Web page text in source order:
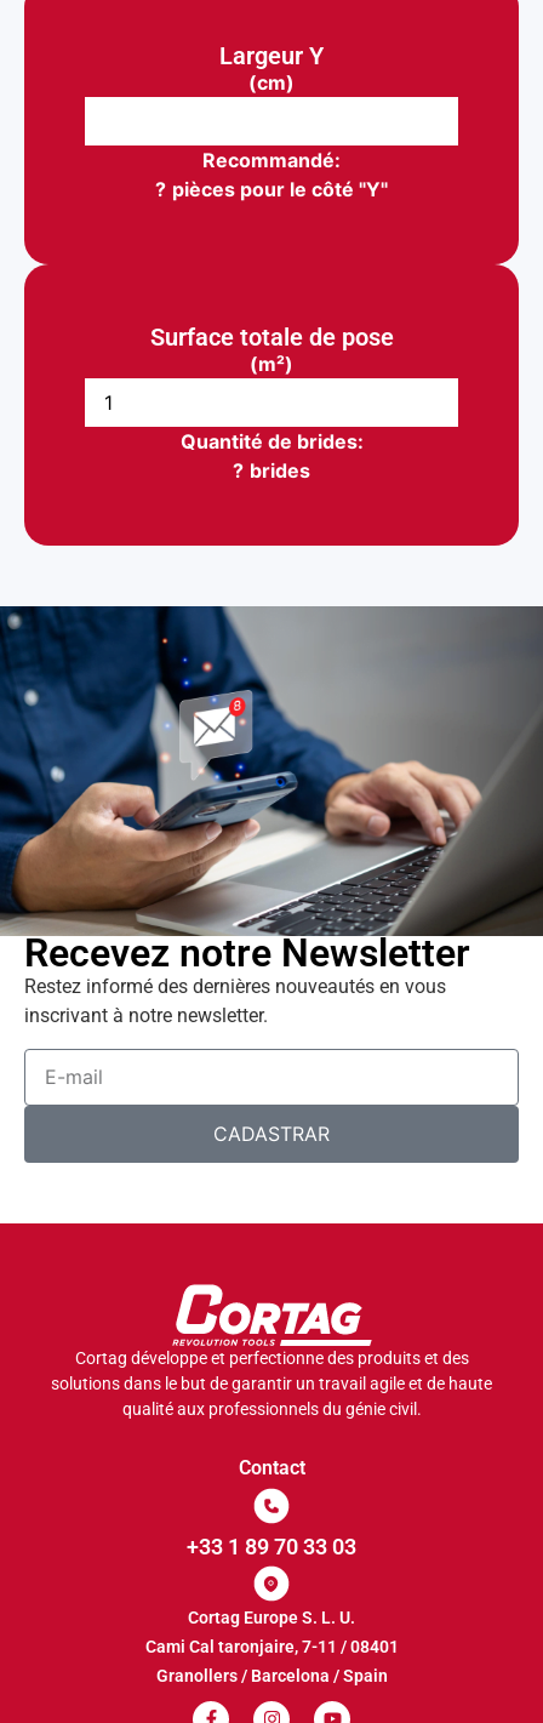
Largeur Y
(cm)
Recommandé:
? pièces pour le côté "Y"
Surface totale de pose
(m²)
Quantité de brides:
? brides
Recevez notre Newsletter
Restez informé des dernières nouveautés en vous
inscrivant à notre newsletter.
CADASTRAR
Cortag développe et perfectionne des produits et des
solutions dans le but de garantir un travail agile et de haute
qualité aux professionnels du génie civil.
Contact
+33 1 89 70 33 03
Cortag Europe S. L. U.
Cami Cal taronjaire, 7-11 / 08401
Granollers / Barcelona / Spain